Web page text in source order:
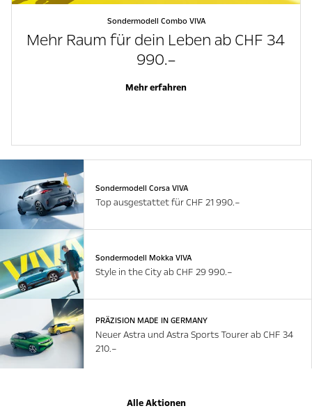
Sondermodell Combo VIVA
Mehr Raum für dein Leben ab CHF 34
990.–
Mehr erfahren
Sondermodell Corsa VIVA
Top ausgestattet für CHF 21 990.–
Sondermodell Mokka VIVA
Style in the City ab CHF 29 990.–
PRÄZISION MADE IN GERMANY
Neuer Astra und Astra Sports Tourer ab CHF 34
210.–
Alle Aktionen